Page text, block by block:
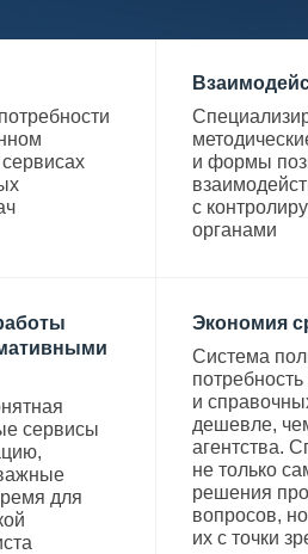
сервисах
и формы
с
органами
сервисы
для
Экономия
Система
и
дешевле,
агентства.
не только
решения
вопросов,
их с точки